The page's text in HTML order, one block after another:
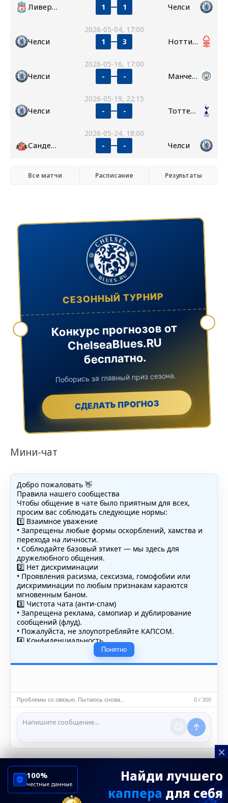
Ливерпуль 1 1 Челси
2026-05-04, 17:00
Челси 1 3 Ноттингем Форест
2026-05-16, 17:00
Челси - - Манчестер Сити
2026-05-19, 22:15
Челси - - Тоттенхэм
2026-05-24, 18:00
Сандерленд - - Челси
Все матчи Расписание Результаты
СЕЗОННЫЙ ТУРНИР
Конкурс прогнозов от
ChelseaBlues.RU
бесплатно.
Поборись за главный приз сезона.
СДЕЛАТЬ ПРОГНОЗ
Мини-чат
Добро пожаловать 👋
Правила нашего сообщества
Чтобы общение в чате было приятным для всех,
просим вас соблюдать следующие нормы:
1️⃣ Взаимное уважение
• Запрещены любые формы оскорблений, хамства и
перехода на личности.
• Соблюдайте базовый этикет — мы здесь для
дружелюбного общения.
2️⃣ Нет дискриминации
• Проявления расизма, сексизма, гомофобии или
дискриминации по любым признакам караются
мгновенным баном.
3️⃣ Чистота чата (анти-спам)
• Запрещена реклама, самопиар и дублирование
сообщений (флуд).
• Пожалуйста, не злоупотребляйте КАПСОМ.
4️⃣ Конфиденциальность
• Не публикуйте личные данные — свои или чужие
(телефоны, адреса, документы).
5️⃣ Уместность контента
насилию.
ℹ️ Модераторы и администраторы вправе удалять
сообщения и ограничивать доступ к чату при
нарушении правил.
Понятно
Проблемы со связью. Пытаюсь снова… 0 / 300
×
Найди лучшего
каппера для себя
100%
честные данные